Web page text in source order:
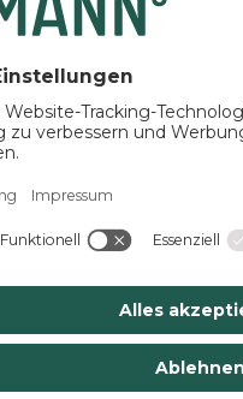
To Go –
bietet genau diese
Auswahlmöglichkeit. Die